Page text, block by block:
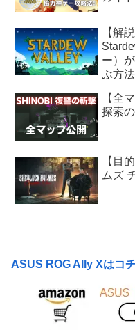
【解
ー）
ぶ方
【全
探索
【目
ムズ
ASUS ROG Ally Xはコ